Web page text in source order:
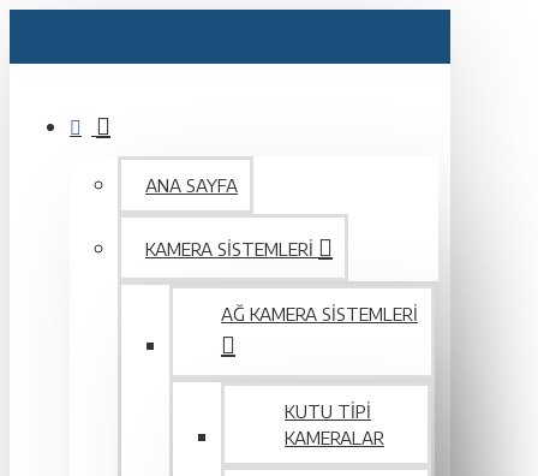
ANA SAYFA
KAMERA SISTEMLERI
AĞ KAMERA SISTEMLERI
KUTU TIPI
KAMERALAR